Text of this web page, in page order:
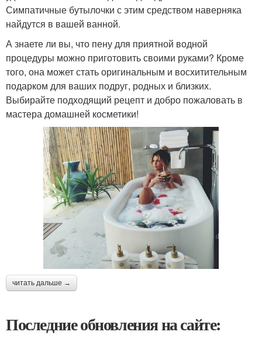
Симпатичные бутылочки с этим средством наверняка
найдутся в вашей ванной.
А знаете ли вы, что пену для приятной водной
процедуры можно приготовить своими руками? Кроме
того, она может стать оригинальным и восхитительным
подарком для ваших подруг, родных и близких.
Выбирайте подходящий рецепт и добро пожаловать в
мастера домашней косметики!
читать дальше →
Последние обновления на сайте: